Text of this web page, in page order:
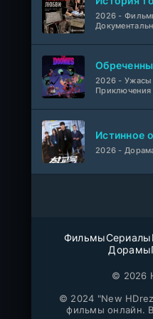
Связанные
1 сезон
Шатёр
1 сезон
2026 -
2026 -
Истинное
2026 -
ФильмыСериалы
Дорамы
© 2026
© 2024 "New
фильмы онлайн.